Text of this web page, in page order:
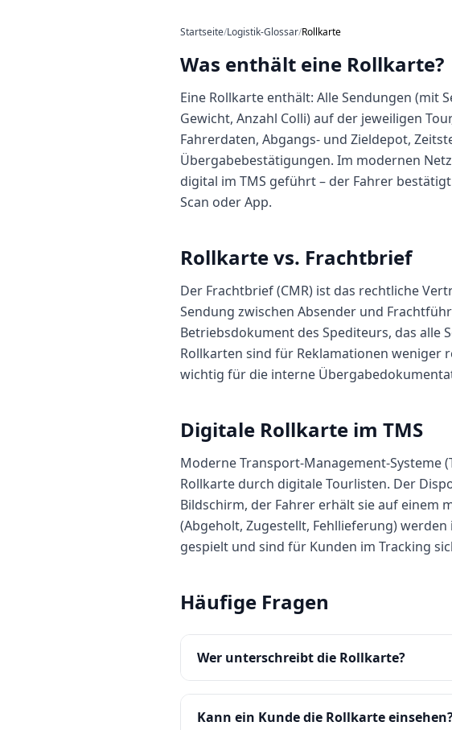
Startseite/Logistik-Glossar/Rollkarte
Was enthält eine Rollkarte?
Eine Rollkarte enthält: Alle Sendungen (mit
Gewicht, Anzahl Colli) auf der jeweiligen
Fahrerdaten, Abgangs- und Zieldepot,
Übergabebestätigungen. Im modernen
digital im TMS geführt – der Fahrer
Scan oder App.
Rollkarte vs. Frachtbrief
Der Frachtbrief (CMR) ist das rechtliche
Sendung zwischen Absender und
Betriebsdokument des Spediteurs, das alle
Rollkarten sind für Reklamationen weniger
wichtig für die interne
Digitale Rollkarte im TMS
Moderne Transport-Management-Systeme
Rollkarte durch digitale Tourlisten. Der
Bildschirm, der Fahrer erhält sie auf einem
(Abgeholt, Zugestellt, Fehllieferung) werden
gespielt und sind für Kunden im Tracking
Häufige Fragen
Wer unterschreibt die Rollkarte?
Kann ein Kunde die Rollkarte